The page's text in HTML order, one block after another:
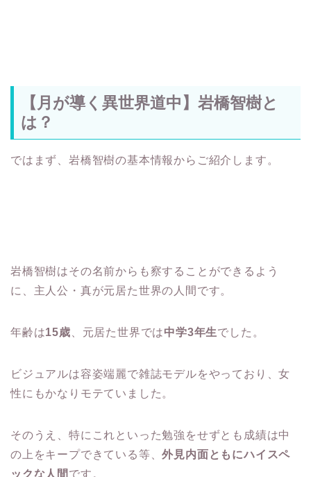
【月が導く異世界道中】岩橋智樹と
は？
ではまず、岩橋智樹の基本情報からご紹介します。
岩橋智樹はその名前からも察することができるよう
に、主人公・真が元居た世界の人間です。
年齢は15歳 、元居た世界では中学3年生でした。
ビジュアルは容姿端麗で雑誌モデルをやっており、女
性にもかなりモテていました。
そのうえ、特にこれといった勉強をせずとも成績は中
の上をキープできている等、外見内面ともにハイスペ
ックな人間 です。